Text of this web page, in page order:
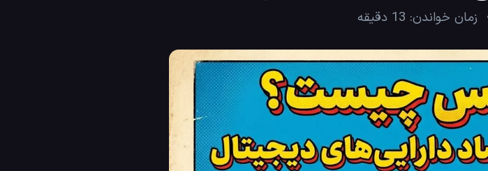
زمان خواندن: 13 دقیقه